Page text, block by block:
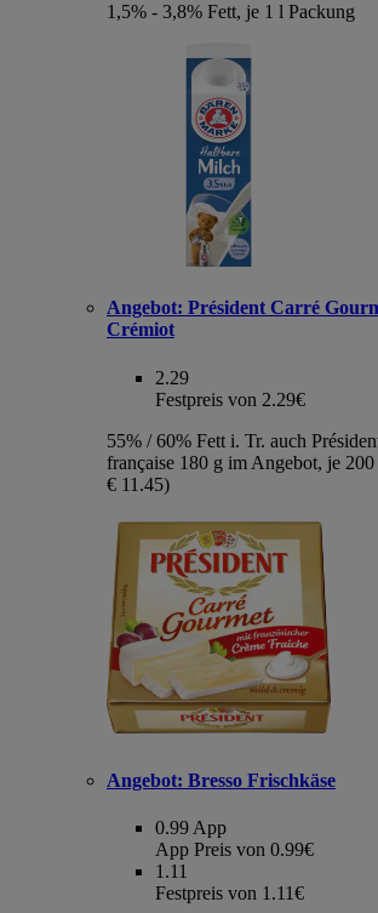
1,5% - 3,8% Fett, je 1 l Packung
Angebot: Président Carré
Crémiot
2.29
Festpreis von 2.29€
55% / 60% Fett i. Tr. auch
française 180 g im Angebot, je
€ 11.45)
Angebot: Bresso Frischkäse
0.99 App
App Preis von 0.99€
1.11
Festpreis von 1.11€